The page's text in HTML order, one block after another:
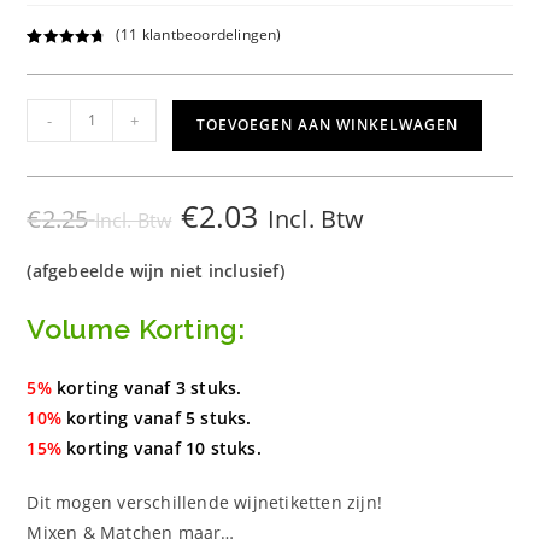
gebaseerd
klant
(11 klantbeoordelingen)
Wijnetiket
Een
Stoot
- + TOEVOEGEN AAN WINKELWAGEN
€2.25 Incl. Btw €2.03 Incl. Btw
(afgebeelde wijn niet inclusief)
Volume Korting:
5% korting vanaf 3 stuks.
10% korting vanaf 5 stuks.
15% korting vanaf 10 stuks.
Dit mogen verschillende wijnetiketten zijn!
Mixen & Matchen maar…